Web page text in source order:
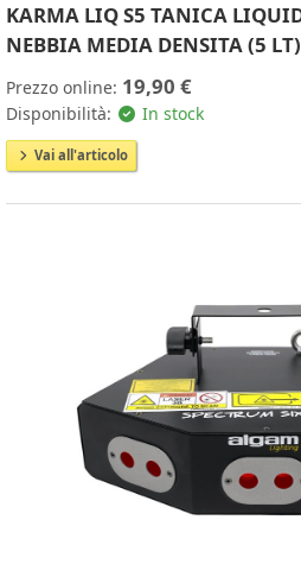
KARMA LIQ S5 TANICA
NEBBIA MEDIA DENSITA (5 LT)
Prezzo online: 19,90 €
Disponibilità: In stock
Vai all'articolo